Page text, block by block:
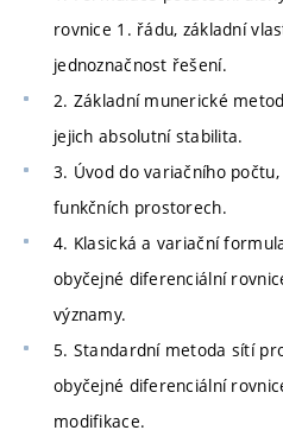
rovnice 1. řádu, základní
jednoznačnost řešení.
2. Základní munerické
jejich absolutní stabilita.
3. Úvod do variačního
funkčních prostorech.
4. Klasická a variační
obyčejné diferenciální
významy.
5. Standardní metoda sítí
obyčejné diferenciální
modifikace.